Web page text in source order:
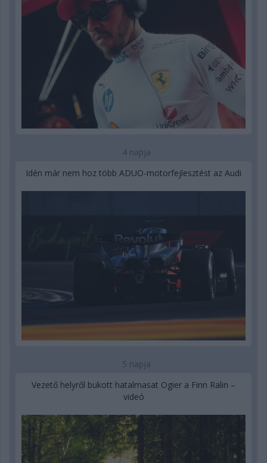
4 napja
Idén már nem hoz több ADUO-motorfejlesztést az Audi
5 napja
Vezető helyről bukott hatalmasat Ogier a Finn Ralin –
videó